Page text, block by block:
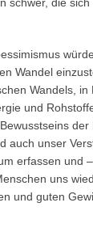
schwer, die sich
Wandel
Wandels, in
und
der
auch unser
erfassen und
uns
und guten